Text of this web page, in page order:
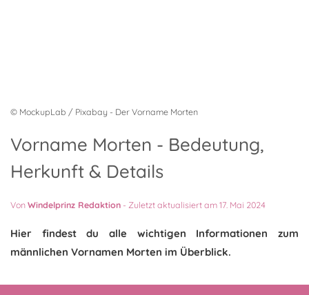
© MockupLab / Pixabay - Der Vorname Morten
Vorname Morten - Bedeutung,
Herkunft & Details
VonWindelprinz Redaktion - Zuletzt aktualisiert am 17. Mai 2024
Hier findest du alle wichtigen Informationen zum
männlichen Vornamen Morten im Überblick.